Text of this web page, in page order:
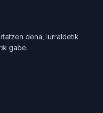
dena, lurraldetik
gabe.